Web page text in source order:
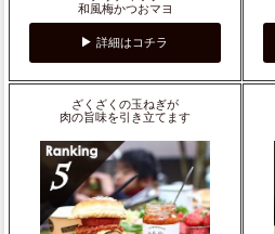
和風梅かつおマヨ
詳細はコチラ
ざくざくの玉ねぎが
肉の旨味を引き立てます